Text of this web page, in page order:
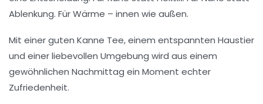
Ablenkung. Für Wärme – innen wie außen.
Mit einer guten Kanne Tee, einem entspannten Haustier
und einer liebevollen Umgebung wird aus einem
gewöhnlichen Nachmittag ein Moment echter
Zufriedenheit.